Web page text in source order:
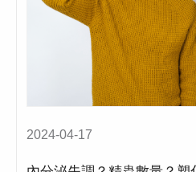
2024-04-17